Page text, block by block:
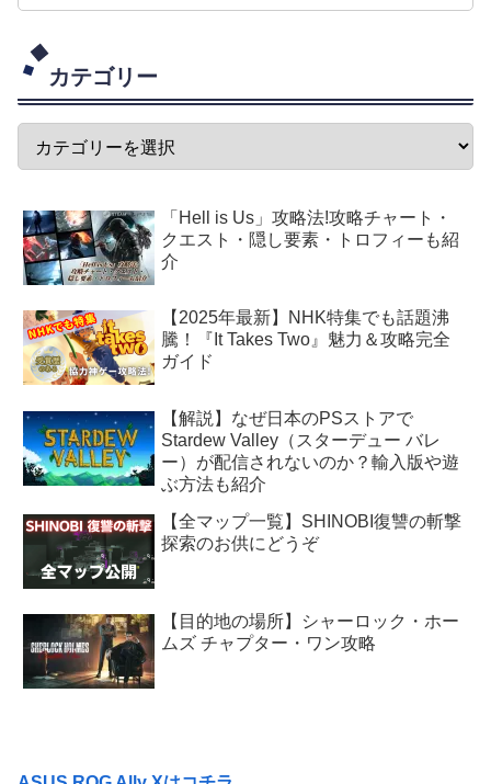
カテゴリー
「Hell is Us」攻略法!攻略チャート・
クエスト・隠し要素・トロフィーも紹
介
【2025年最新】NHK特集でも話題沸
騰！『It Takes Two』魅力＆攻略完全
ガイド
【解説】なぜ日本のPSストアで
Stardew Valley（スターデュー バレ
ー）が配信されないのか？輸入版や遊
ぶ方法も紹介
【全マップ一覧】SHINOBI復讐の斬撃
探索のお供にどうぞ
【目的地の場所】シャーロック・ホー
ムズ チャプター・ワン攻略